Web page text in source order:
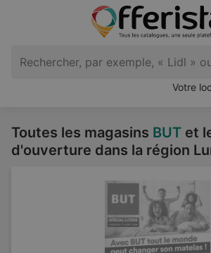
Votre
Toutes les magasins BUT et
d'ouverture dans la région